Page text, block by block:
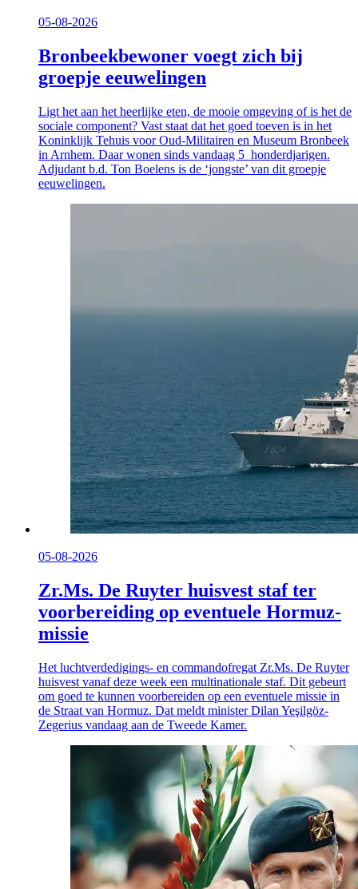
05-08-2026
Bronbeekbewoner voegt zich bij
groepje eeuwelingen
Ligt het aan het heerlijke eten, de mooie omgeving of is het de
sociale component? Vast staat dat het goed toeven is in het
Koninklijk Tehuis voor Oud-Militairen en Museum Bronbeek
in Arnhem. Daar wonen sinds vandaag 5 honderdjarigen.
Adjudant b.d. Ton Boelens is de ‘jongste’ van dit groepje
eeuwelingen.
05-08-2026
Zr.Ms. De Ruyter huisvest staf ter
voorbereiding op eventuele Hormuz-
missie
Het luchtverdedigings- en commandofregat Zr.Ms. De Ruyter
huisvest vanaf deze week een multinationale staf. Dit gebeurt
om goed te kunnen voorbereiden op een eventuele missie in
de Straat van Hormuz. Dat meldt minister Dilan Yeşilgöz-
Zegerius vandaag aan de Tweede Kamer.